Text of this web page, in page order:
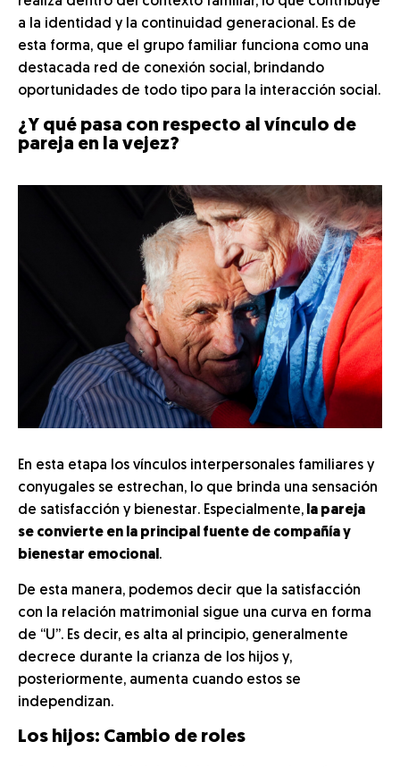
a la identidad y la continuidad generacional. Es de
esta forma, que el grupo familiar funciona como una
destacada red de conexión social, brindando
oportunidades de todo tipo para la interacción social.
¿Y qué pasa con respecto al vínculo de
pareja en la vejez?
En esta etapa los vínculos interpersonales familiares y
conyugales se estrechan, lo que brinda una sensación
de satisfacción y bienestar. Especialmente, la pareja
se convierte en la principal fuente de compañía y
bienestar emocional .
De esta manera, podemos decir que la satisfacción
con la relación matrimonial sigue una curva en forma
de “U”. Es decir, es alta al principio, generalmente
decrece durante la crianza de los hijos y,
posteriormente, aumenta cuando estos se
independizan.
Los hijos: Cambio de roles